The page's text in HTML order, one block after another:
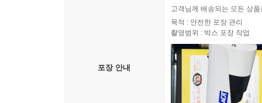
포장 안내
고객님께 배송되는 모든 상
목적 : 안전한 포장 관리
촬영범위 : 박스 포장 작업